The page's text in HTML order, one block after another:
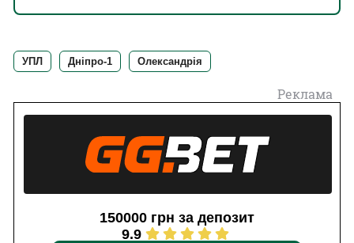
УПЛ Дніпро-1 Олександрія
Реклама
150000 грн за депозит
9.9